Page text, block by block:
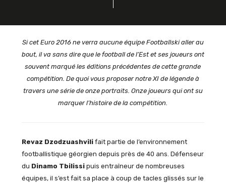
Si cet Euro 2016 ne verra aucune équipe Footballski aller au
bout, il va sans dire que le football de l’Est et ses joueurs ont
souvent marqué les éditions précédentes de cette grande
compétition. De quoi vous proposer notre XI de légende à
travers une série de onze portraits. Onze joueurs qui ont su
marquer l’histoire de la compétition.
Revaz Dzodzuashvilifait partie de l’environnement
footballistique géorgien depuis près de 40 ans. Défenseur
du Dinamo Tbilissipuis entraîneur de nombreuses
équipes, il s’est fait sa place à coup de tacles glissés sur le